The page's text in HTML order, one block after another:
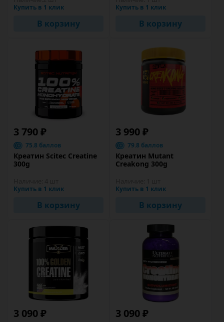
Купить в 1 клик
В корзину
Купить в 1 клик
В корзину
3 790 ₽
75.8 баллов
Креатин Scitec Creatine
300g
Купить в 1 клик
В корзину
3 990 ₽
79.8 баллов
Креатин Mutant
Creakong 300g
Купить в 1 клик
В корзину
3 090 ₽ 3 090 ₽